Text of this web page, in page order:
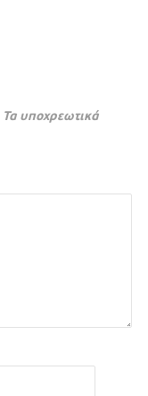
Τα υποχρεωτικά